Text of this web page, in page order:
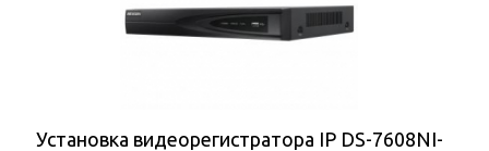
Установка видеорегистратора IP DS-7608NI-